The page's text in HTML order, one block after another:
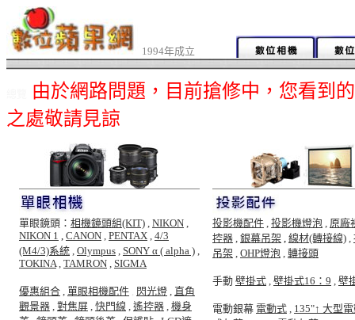
1994年成立
由於網路問題，目前搶修中，您看到
之處敬請見諒
單眼鏡頭： 相機鏡頭組(KIT) , NIKON ,
NIKON 1 , CANON , PENTAX , 4/3
(M4/3)系統 , Olympus , SONY α ( alpha ) ,
TOKINA, TAMRON , SIGMA
優惠組合 , 單眼相機配件 , 閃光燈 , 直角
觀景器 , 對焦屏 , 快門線 , 遙控器 , 機身
投影機配件 , 投影機燈泡 , 原廠
控器 , 銀幕吊架 , 線材(轉接線) ,
吊架 , OHP燈泡 , 轉接頭
手動 壁掛式 , 壁掛式16：9 , 壁
電動銀幕 電動式 , 135"↑ 大型